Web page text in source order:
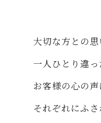
大切な方との思
一人ひとり違っ
お客様の心の声
それぞれにふ